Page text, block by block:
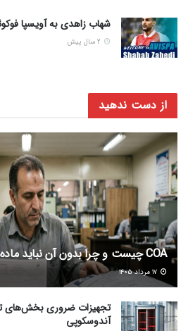
شهاب زاهدی به آویسپا
از دست ندهید
COA چیست و چرا بدون آن نباید ماده شیمیایی خرید؟
تجهیزات ضروری بخش‌های
آندوسکوپی